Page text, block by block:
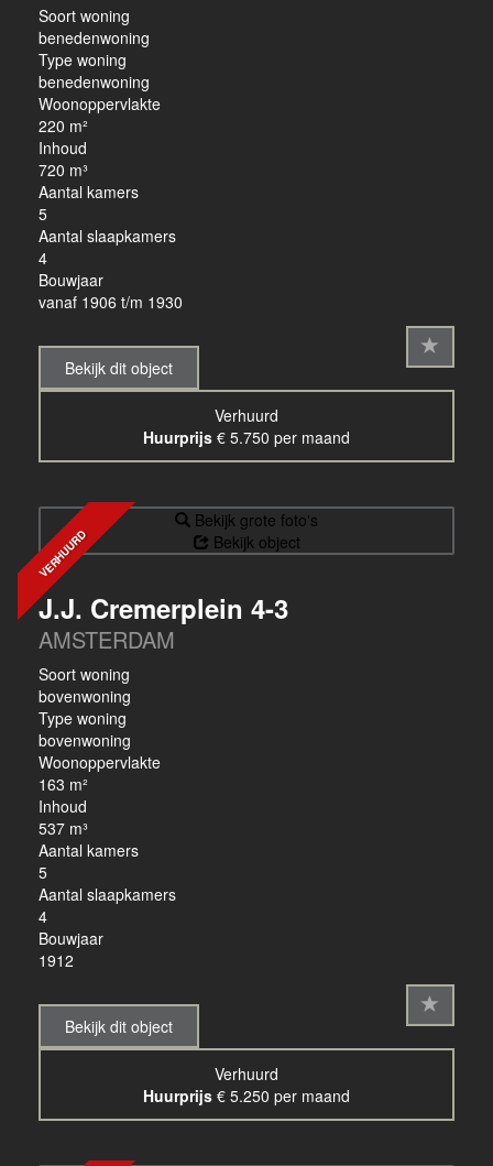
Soort woning
benedenwoning
Type woning
benedenwoning
Woonoppervlakte
220 m²
Inhoud
720 m³
Aantal kamers
5
Aantal slaapkamers
4
Bouwjaar
vanaf 1906 t/m 1930
Bekijk dit object
Verhuurd
Huurprijs € 5.750 per maand
VERHUURD
Bekijk grote foto's
Bekijk object
J.J. Cremerplein 4-3
AMSTERDAM
Soort woning
bovenwoning
Type woning
bovenwoning
Woonoppervlakte
163 m²
Inhoud
537 m³
Aantal kamers
5
Aantal slaapkamers
4
Bouwjaar
1912
Bekijk dit object
Verhuurd
Huurprijs € 5.250 per maand